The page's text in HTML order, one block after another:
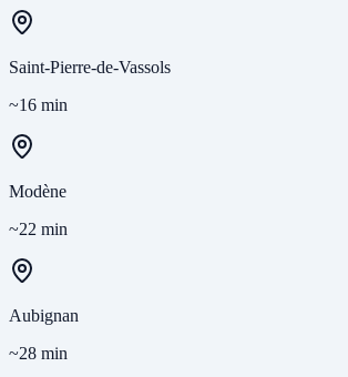
Saint-Pierre-de-Vassols
~16 min
Modène
~22 min
Aubignan
~28 min